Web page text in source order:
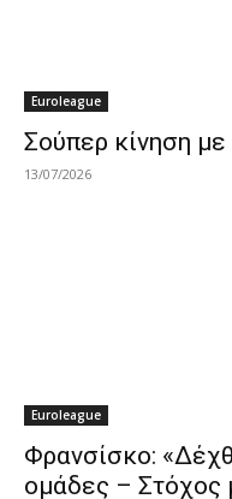
Euroleague
Σούπερ κίνηση με
13/07/2026
Euroleague
Φρανσίσκο:
ομάδες – Στόχος